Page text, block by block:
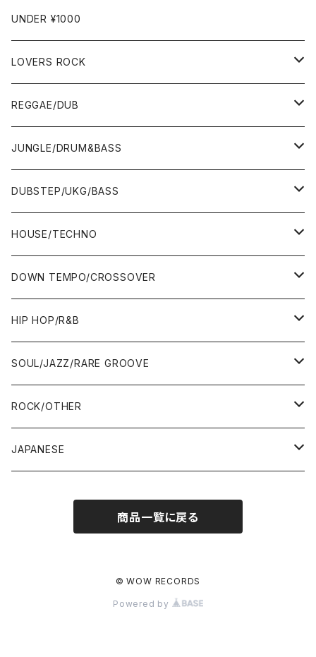
UNDER ¥1000
LOVERS ROCK
7"
12"
ALBUM&V.A.
REGGAE/DUB
7"
10"
12"
ALBUM&V.A.
JUNGLE/DRUM&BASS
7"
10"
12"
ALBUM&V.A.
DUBSTEP/UKG/BASS
12"
ALBUM&V.A.
HOUSE/TECHNO
7"
10"
12"
ALBUM&V.A.
DOWN TEMPO/CROSSOVER
7"
12"
ALBUM&V.A.
HIP HOP/R&B
7"
12"
ALBUM&V.A.
SOUL/JAZZ/RARE GROOVE
7"
10"
ROCK/OTHER
7"
JAPANESE
商品一覧に戻る
© WOW RECORDS
Powered by